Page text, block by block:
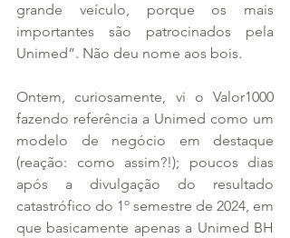
grande veículo, porque os mais
importantes são patrocinados pela
Unimed”. Não deu nome aos bois.
Ontem, curiosamente, vi o Valor1000
fazendo referência a Unimed como um
modelo de negócio em destaque
(reação: como assim?!); poucos dias
após a divulgação do resultado
catastrófico do 1º semestre de 2024, em
que basicamente apenas a Unimed BH